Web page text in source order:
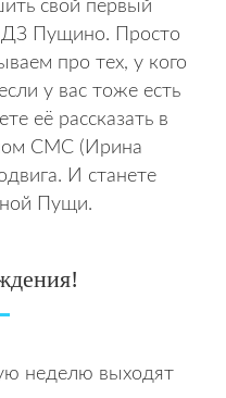
свой первый
Пущино. Просто
про тех, у кого
у вас тоже есть
её рассказать в
СМС (Ирина
И станете
Пущи.
неделю выходят